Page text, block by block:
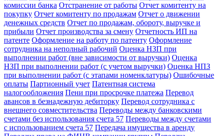
комиссии банка Отстранение от работы Отчет комитенту на
покупку Отчет комитенту по продажам Отчет о движении
денежных средств Отчет по продажам, обороту, выручке и
прибыли Отчет производства за смену Отчетность ИП на
патенте Оформление на работу по патенту Оформление
сотрудника на неполный рабочий Оценка НЗП при
выполнении работ (вне зависимости от выручки) Оценка
НЗП при выполнении работ (с учетом выручки) Оценка НПЗ
при выполнении работ (с этапами номенклатуры) Ошибочные
оплаты Партионный учет Патентная система
налогообложения Пени при просрочке платежа Перевод
авансов в безнадежную дебиторку Перевод сотрудника с
внешнего совместительства Переводы между банковскими
счетами без использования счета 57 Переводы между счетами
с использованием счета 57 Передача имущества в аренду